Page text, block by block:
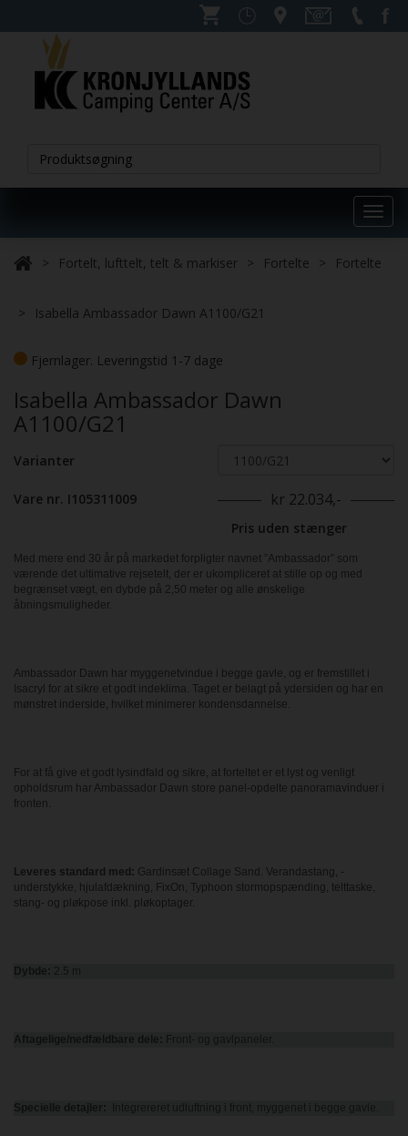
Fortelt, lufttelt, telt & markiser
Fortelte Fortelte
Isabella Ambassador Dawn A1100/G21
Fjernlager. Leveringstid 1-7 dage
Isabella Ambassador Dawn
A1100/G21
Varianter
Vare nr. I105311009 kr 22.034,-
Pris uden stænger
Med mere end 30 år på markedet forpligter navnet ”Ambassador” som
værende det ultimative rejsetelt, der er ukompliceret at stille op og med
begrænset vægt, en dybde på 2,50 meter og alle ønskelige
åbningsmuligheder.
Ambassador Dawn har myggenetvindue i begge gavle, og er fremstillet i
Isacryl for at sikre et godt indeklima. Taget er belagt på ydersiden og har en
mønstret inderside, hvilket minimerer kondens­dannelse.
For at få give et godt lysindfald og sikre, at forteltet er et lyst og venligt
opholdsrum har ­Ambassador Dawn store panel-opdelte panoramavinduer i
fronten.
Leveres standard med: Gardinsæt Collage Sand. Verandastang, ­
understykke, hjulafdækning, FixOn, Typhoon stormopspænding, telttaske,
stang- og pløkpose inkl. pløkoptager.
Dybde: 2.5 m
Aftagelige/nedfældbare dele: Front- og gavlpaneler.
Specielle detajler: Integrereret udluftning i front, myggenet i begge gavle.